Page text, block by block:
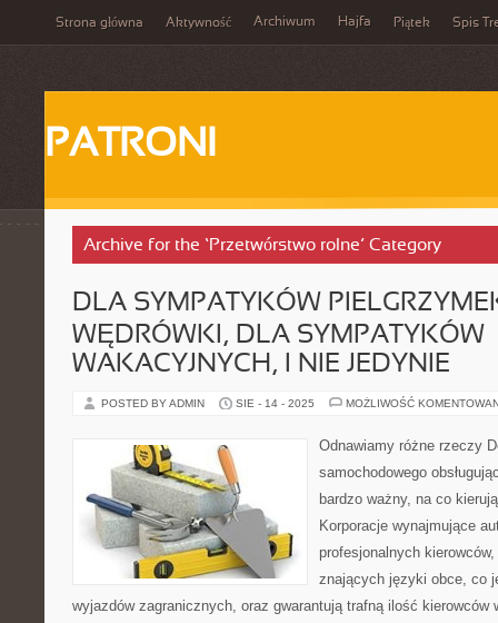
Strona główna Aktywność Archiwum Hajfa Piątek Spis
PATRONI
Archive for the ‘Przetwórstwo rolne’ Category
DLA SYMPATYKÓW
WĘDRÓWKI, DLA SYMPATYKÓW
WAKACYJNYCH, I NIE JEDYNIE
POSTED BY ADMIN SIE - 14 - 2025 MOŻLIWOŚĆ
Odnawiamy różne rzeczy
samochodowego
bardzo ważny, na co
Korporacje wynajmujące
profesjonalnych
znających języki obce, co
wyjazdów zagranicznych, oraz gwarantują trafną ilość kierowców